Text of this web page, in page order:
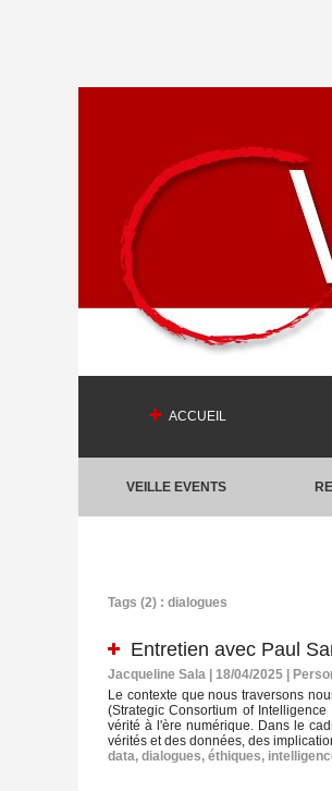
ACCUEIL
VEILLE EVENTS
Tags (2) : dialogues
Entretien avec Paul
Jacqueline Sala | 18/04/2025
Le contexte que nous traversons
(Strategic Consortium of
vérité à l'ère numérique. Dans le
vérités et des données, des
data, dialogues, éthiques,